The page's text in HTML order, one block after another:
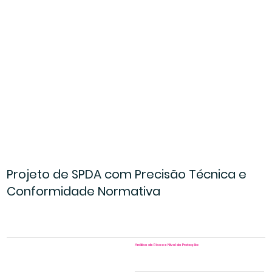
Projeto de SPDA com Precisão Técnica e
Conformidade Normativa
Análise de Risco e Nível de Proteção